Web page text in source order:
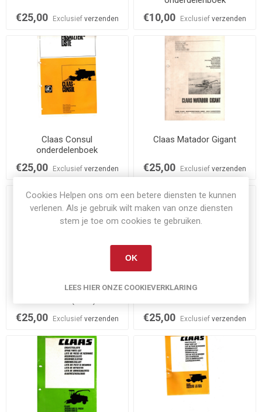
€25,00 Exclusief verzenden €10,00 Exclusiefverzenden
Claas Consul
onderdelenboek
€25,00 Exclusief verzenden
Claas Matador Gigant
€25,00 Exclusiefverzenden
Onderdelenboek Claas
€25,00 Exclusief verzenden
Claeys M103
€25,00 Exclusiefverzenden
Cookies Helpen ons om een betere diensten te kunnen
verlenen. Als je gebruik wilt maken van onze diensten
stem je toe om cookies te gebruiken.
OK
LEES HIER ONZE COOKIEVERKLARING